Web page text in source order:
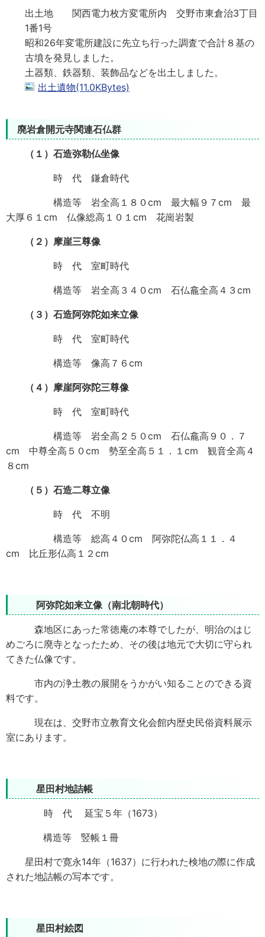
出土地 関西電力枚方変電所内 交野市東倉治3丁目
1番1号
昭和26年変電所建設に先立ち行った調査で合計８基の
古墳を発見しました。
土器類、鉄器類、装飾品などを出土しました。
出土遺物(11.0KBytes)
廃岩倉開元寺関連石仏群
（１）石造弥勒仏坐像
時 代 鎌倉時代
構造等 岩全高１８０cm 最大幅９７cm 最
大厚６１cm 仏像総高１０１cm 花崗岩製
（２）摩崖三尊像
時 代 室町時代
構造等 岩全高３４０cm 石仏龕全高４３cm
（３）石造阿弥陀如来立像
時 代 室町時代
構造等 像高７６cm
（４）摩崖阿弥陀三尊像
時 代 室町時代
構造等 岩全高２５０cm 石仏龕高９０．７
cm 中尊全高５０cm 勢至全高５１．１cm 観音全高４
８cm
（５）石造二尊立像
時 代 不明
構造等 総高４０cm 阿弥陀仏高１１．４
cm 比丘形仏高１２cm
阿弥陀如来立像（南北朝時代）
森地区にあった常徳庵の本尊でしたが、明治のはじ
めごろに廃寺となったため、その後は地元で大切に守られ
てきた仏像です。
市内の浄土教の展開をうかがい知ることのできる資
料です。
現在は、交野市立教育文化会館内歴史民俗資料展示
室にあります。
星田村地詰帳
時 代 延宝５年（1673）
構造等 竪帳１冊
星田村で寛永14年（1637）に行われた検地の際に作成
された地詰帳の写本です。
星田村絵図